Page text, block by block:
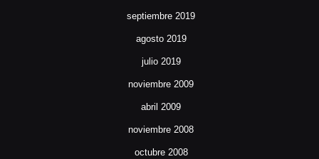
septiembre 2019
agosto 2019
julio 2019
noviembre 2009
abril 2009
noviembre 2008
octubre 2008